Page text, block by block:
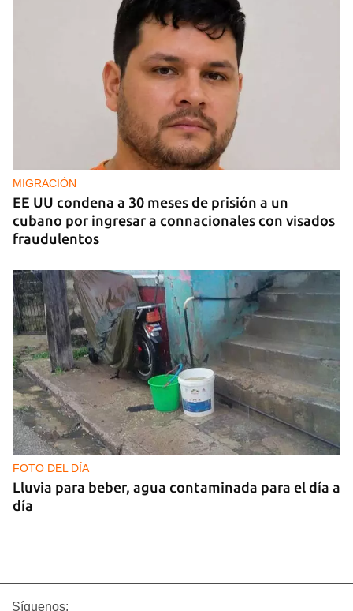
MIGRACIÓN
EE UU condena a 30 meses de prisión a un
cubano por ingresar a connacionales con visados
fraudulentos
FOTO DEL DÍA
Lluvia para beber, agua contaminada para el día a
día
Síguenos: